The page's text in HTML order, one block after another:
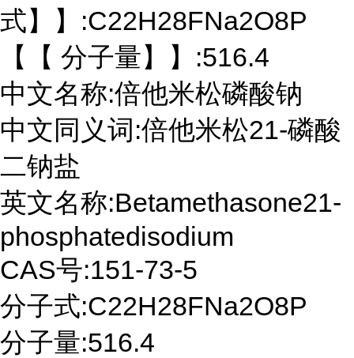
式】】:C22H28FNa2O8P
【【 分子量】】:516.4
中文名称:倍他米松磷酸钠
中文同义词:倍他米松21-磷酸
二钠盐
英文名称:Betamethasone21-
phosphatedisodium
CAS号:151-73-5
分子式:C22H28FNa2O8P
分子量:516.4